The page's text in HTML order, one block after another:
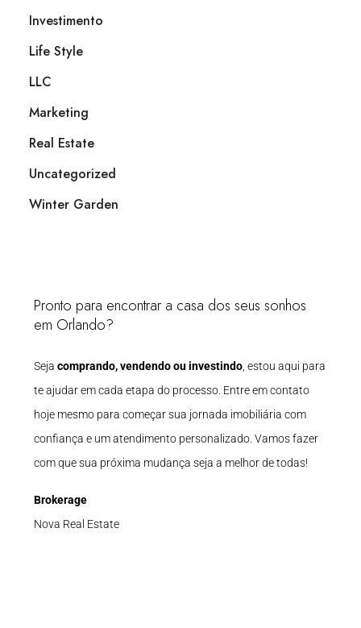
Investimento
Life Style
LLC
Marketing
Real Estate
Uncategorized
Winter Garden
Pronto para encontrar a casa dos seus sonhos
em Orlando?
Seja comprando, vendendo ou investindo , estou aqui para
te ajudar em cada etapa do processo. Entre em contato
hoje mesmo para começar sua jornada imobiliária com
confiança e um atendimento personalizado. Vamos fazer
com que sua próxima mudança seja a melhor de todas!
Brokerage
Nova Real Estate